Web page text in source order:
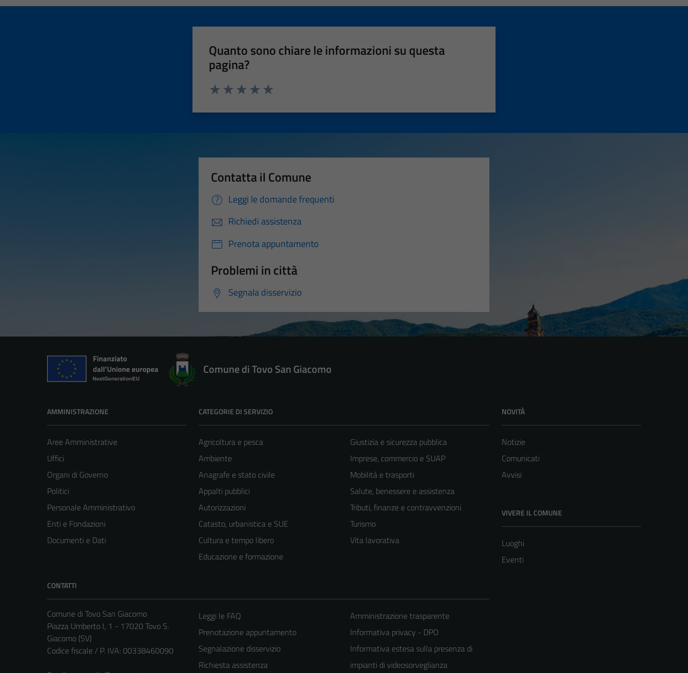
Quanto sono chiare le informazioni su questa
pagina?
Contatta il Comune
Leggi le domande frequenti
Richiedi assistenza
Prenota appuntamento
Problemi in città
Segnala disservizio
Comune di Tovo San Giacomo
AMMINISTRAZIONE
Aree Amministrative
Uffici
Organi di Governo
Politici
Personale Amministrativo
Enti e Fondazioni
Documenti e Dati
CATEGORIE DI SERVIZIO
Agricoltura e pesca
Ambiente
Anagrafe e stato civile
Appalti pubblici
Autorizzazioni
Catasto, urbanistica e SUE
Cultura e tempo libero
Educazione e formazione
Giustizia e sicurezza pubblica
Imprese, commercio e SUAP
Mobilità e trasporti
Salute, benessere e assistenza
Tributi, finanze e contravvenzioni
Turismo
Vita lavorativa
NOVITÀ
Notizie
Comunicati
Avvisi
VIVERE IL COMUNE
Luoghi
Eventi
CONTATTI
Comune di Tovo San Giacomo
Piazza Umberto I, 1 - 17020 Tovo S.
Giacomo (SV)
Codice fiscale / P. IVA: 00338460090
Leggi le FAQ
Prenotazione appuntamento
Segnalazione disservizio
Richiesta assistenza
Amministrazione trasparente
Informativa privacy - DPO
Informativa estesa sulla presenza di
impianti di videosorveglianza